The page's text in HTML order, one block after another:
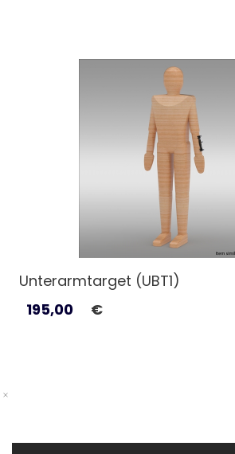
Unterarmtarget (UBT1)
195,00
€